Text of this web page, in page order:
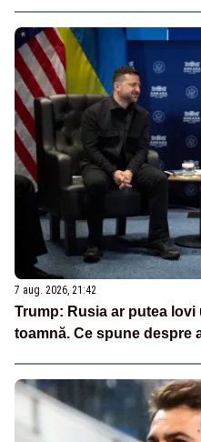
7 aug. 2026, 21:42
Trump: Rusia ar putea lovi
toamnă. Ce spune despre